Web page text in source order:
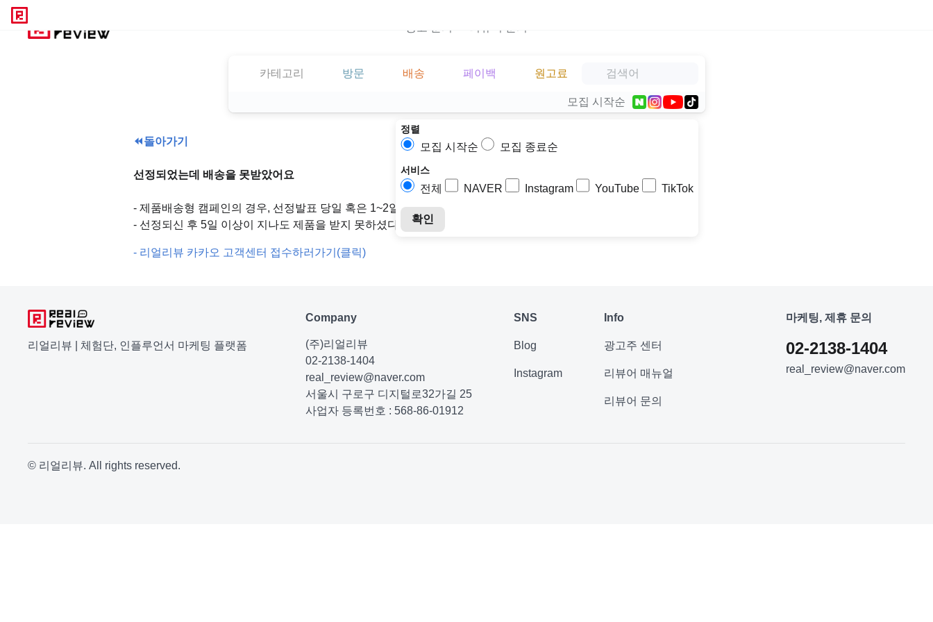
카테고리 방문 배송 페이백 원고료
모집 시작순
정렬
모집 시작순 모집 종료순
서비스
전체 NAVER Instagram YouTube TikTok
확인
⏪돌아가기
선정되었는데 배송을 못받았어요
- 제품배송형 캠페인의 경우, 선정발표 당일 혹은 1~2일 내로 출고가 이루어 집니다
- 선정되신 후 5일 이상이 지나도 제품을 받지 못하셨다면 빠르게 고객센터로 접수 부탁드립니다.
- 리얼리뷰 카카오 고객센터 접수하러가기(클릭)
리얼리뷰 | 체험단, 인플루언서 마케팅 플랫폼
Company
(주)리얼리뷰
02-2138-1404
real_review@naver.com
서울시 구로구 디지털로32가길 25
사업자 등록번호 : 568-86-01912
SNS
Blog
Instagram
Info
광고주 센터
리뷰어 매뉴얼
리뷰어 문의
마케팅, 제휴 문의
02-2138-1404
real_review@naver.com
© 리얼리뷰. All rights reserved.